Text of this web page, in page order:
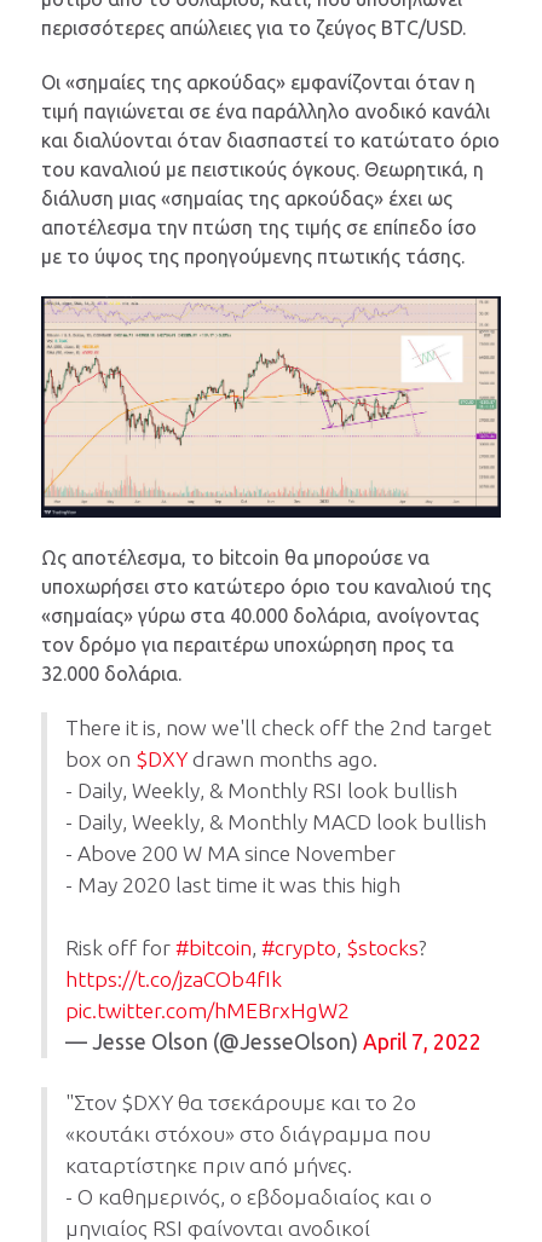
περισσότερες απώλειες για το ζεύγος BTC/USD.
Οι «σημαίες της αρκούδας» εμφανίζονται όταν η
τιμή παγιώνεται σε ένα παράλληλο ανοδικό κανάλι
και διαλύονται όταν διασπαστεί το κατώτατο όριο
του καναλιού με πειστικούς όγκους. Θεωρητικά, η
διάλυση μιας «σημαίας της αρκούδας» έχει ως
αποτέλεσμα την πτώση της τιμής σε επίπεδο ίσο
με το ύψος της προηγούμενης πτωτικής τάσης.
Ως αποτέλεσμα, το bitcoin θα μπορούσε να
υποχωρήσει στο κατώτερο όριο του καναλιού της
«σημαίας» γύρω στα 40.000 δολάρια, ανοίγοντας
τον δρόμο για περαιτέρω υποχώρηση προς τα
32.000 δολάρια.
There it is, now we'll check off the 2nd target
box on $DXY drawn months ago.
- Daily, Weekly, & Monthly RSI look bullish
- Daily, Weekly, & Monthly MACD look bullish
- Above 200 W MA since November
- May 2020 last time it was this high
Risk off for #bitcoin, #crypto, $stocks?
https://t.co/jzaCOb4fIk
pic.twitter.com/hMEBrxHgW2
— Jesse Olson (@JesseOlson) April 7, 2022
"Στον $DXY θα τσεκάρουμε και το 2ο
«κουτάκι στόχου» στο διάγραμμα που
καταρτίστηκε πριν από μήνες.
- Ο καθημερινός, ο εβδομαδιαίος και ο
μηνιαίος RSI φαίνονται ανοδικοί